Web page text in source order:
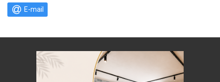
E-mail